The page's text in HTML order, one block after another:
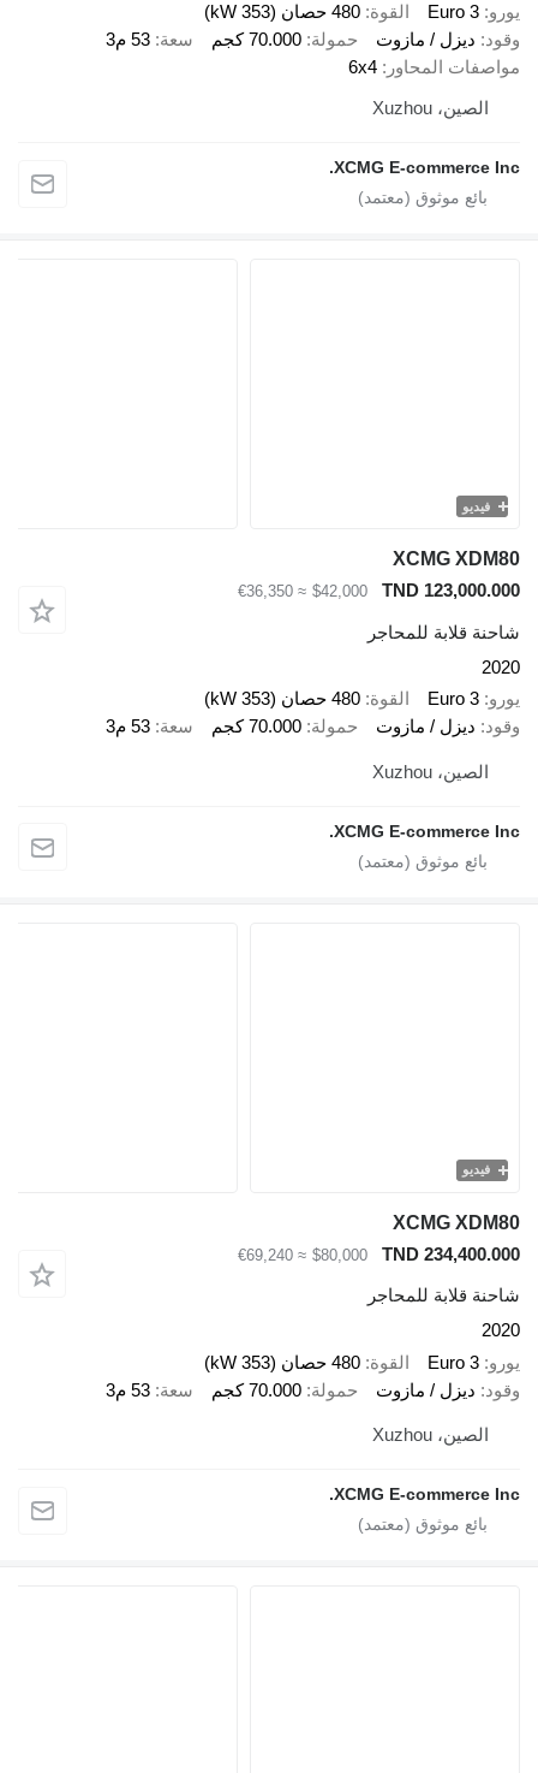
Euro 3 القوة
480 حصان (353 kW)
ديزل / مازوت
حمولة 70.000 كجم سعة
53 م3
المحاور
6x4
XCMG E-
XCMG
TND
$42,000
≈ €36,350
للمحاجر
Euro 3 القوة
480 حصان (353 kW)
ديزل / مازوت
حمولة 70.000 كجم سعة 53 م3
XCMG E-
XCMG
TND
$80,000
≈ €69,240
للمحاجر
Euro 3 القوة
480 حصان (353 kW)
ديزل / مازوت
حمولة 70.000 كجم سعة 53 م3
XCMG E-